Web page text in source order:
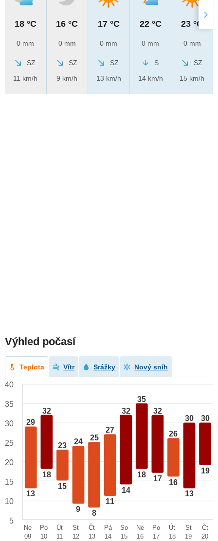
18 °C
0 mm
SZ
11 km/h
16 °C
0 mm
SZ
9 km/h
17 °C
0 mm
SZ
13 km/h
22 °C
0 mm
S
14 km/h
23 °C
0 mm
SZ
15 km/h
Výhled počasí
Teplota Vítr Srážky Nový sníh
29
13
32
18
23
15
24
9
25
8
27
11
32
14
35
18
32
17
26
16
30
13
30
19
40
35
30
25
20
15
10
5
Ne
09
Po
10
Út
11
St
12
Čt
13
Pá
14
So
15
Ne
16
Po
17
Út
18
St
19
Čt
20